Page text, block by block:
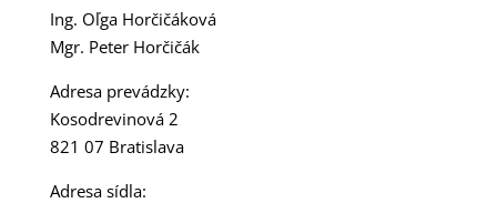
Ing. Oľga Horčičáková
Mgr. Peter Horčičák
Adresa prevádzky:
Kosodrevinová 2
821 07 Bratislava
Adresa sídla: